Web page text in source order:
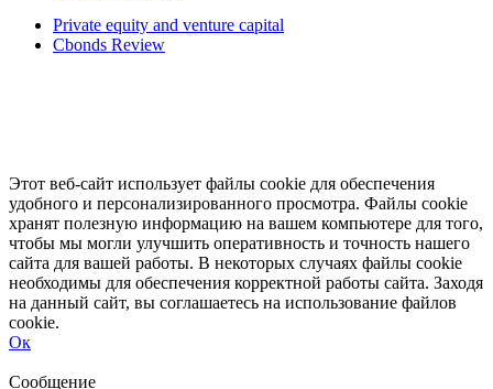
Private equity and venture capital
Cbonds Review
Этот веб-сайт использует файлы cookie для обеспечения
удобного и персонализированного просмотра. Файлы cookie
хранят полезную информацию на вашем компьютере для того,
чтобы мы могли улучшить оперативность и точность нашего
сайта для вашей работы. В некоторых случаях файлы cookie
необходимы для обеспечения корректной работы сайта. Заходя
на данный сайт, вы соглашаетесь на использование файлов
cookie.
Ок
Сообщение